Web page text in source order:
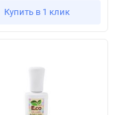
Купить в 1 клик